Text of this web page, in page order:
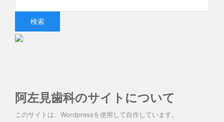
阿左見歯科のサイトについて
このサイトは、Wordpressを使用して自作しています。